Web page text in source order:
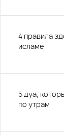
4 правила
исламе
5 дуа,
по утрам